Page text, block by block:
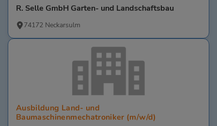
R. Selle GmbH Garten- und Landschaftsbau
74172 Neckarsulm
Ausbildung Land- und
Baumaschinenmechatroniker (m/w/d)